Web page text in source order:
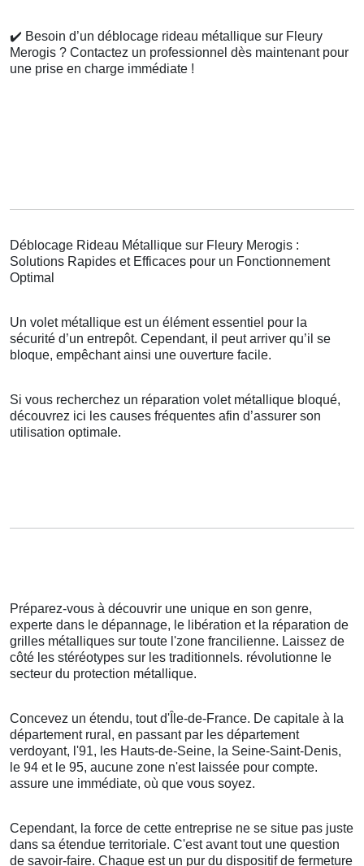
✔️ Besoin d’un déblocage rideau métallique sur Fleury
Merogis ? Contactez un professionnel dès maintenant pour
une prise en charge immédiate !
Déblocage Rideau Métallique sur Fleury Merogis :
Solutions Rapides et Efficaces pour un Fonctionnement
Optimal
Un volet métallique est un élément essentiel pour la
sécurité d’un entrepôt. Cependant, il peut arriver qu’il se
bloque, empêchant ainsi une ouverture facile.
Si vous recherchez un réparation volet métallique bloqué,
découvrez ici les causes fréquentes afin d’assurer son
utilisation optimale.
Préparez-vous à découvrir une unique en son genre,
experte dans le dépannage, le libération et la réparation de
grilles métalliques sur toute l'zone francilienne. Laissez de
côté les stéréotypes sur les traditionnels. révolutionne le
secteur du protection métallique.
Concevez un étendu, tout d'Île-de-France. De capitale à la
département rural, en passant par les département
verdoyant, l'91, les Hauts-de-Seine, la Seine-Saint-Denis,
le 94 et le 95, aucune zone n'est laissée pour compte.
assure une immédiate, où que vous soyez.
Cependant, la force de cette entreprise ne se situe pas juste
dans sa étendue territoriale. C'est avant tout une question
de savoir-faire. Chaque est un pur du dispositif de fermeture